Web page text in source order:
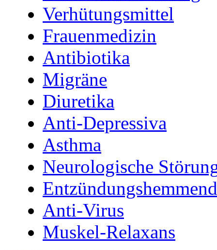
Verhütungsmittel
Frauenmedizin
Antibiotika
Migräne
Diuretika
Anti-Depressiva
Asthma
Neurologische
Anti-Virus
Muskel-Relaxans